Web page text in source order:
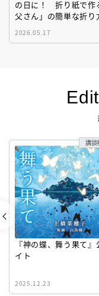
の日に！ 折り紙で作
父さん」の簡単な折り
2026.05.17
『神の蝶、舞う果て』
イト
2025.12.23
講談